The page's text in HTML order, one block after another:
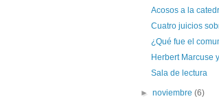
Acosos a la
Cuatro juicios
¿Qué fue el
Herbert Marcuse
Sala de lectura
►noviembre(6)